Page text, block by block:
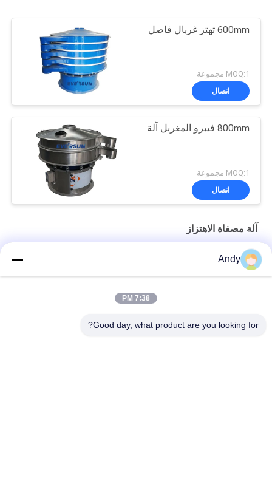
600mm تهتز غربال فاصل
MOQ:1 مجموعة
اتصال
800mm فيبرو المغربل آلة
MOQ:1 مجموعة
اتصال
آلة مصفاة الاهتزاز
High-Frequency Screen for Fine Material Processing in Mining
and Building Materials
Andy
7:38 PM
Good day, what product are you looking for?